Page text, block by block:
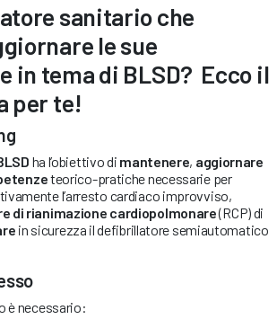
sanitarioche
le sue
in tema di BLSD? Ecco il
per te!
ha l’obiettivo di mantenere, aggiornare
teorico-pratiche necessarie per
l’arresto cardiaco improvviso,
di rianimazione cardiopolmonare(RCP) di
in sicurezza il defibrillatore semiautomatico
è necessario: